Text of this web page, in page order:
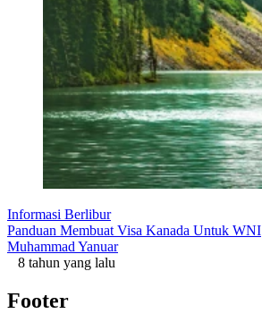
Informasi Berlibur
Panduan Membuat Visa Kanada Untuk WNI
Muhammad Yanuar
8 tahun yang lalu
Footer